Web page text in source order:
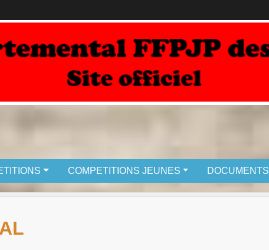
COMPETITIONS JEUNES DOCUMENTS